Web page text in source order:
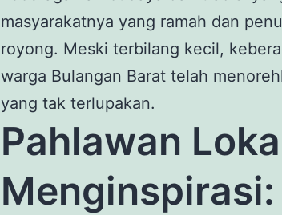
masyarakatnya yang ramah dan
royong. Meski terbilang kecil,
warga Bulangan Barat telah
yang tak terlupakan.
Pahlawan